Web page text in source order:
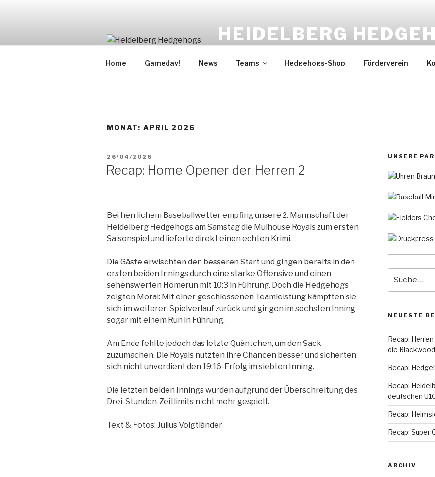
HEIDELBERG
Home Gameday! News Teams Hedgehogs-Shop Förderverein
MONAT: APRIL 2026
VERÖFFENTLICHT
26/04/2026
Recap: Home Opener der Herren 2
Bei herrlichem Baseballwetter empfing unsere 2. Mannschaft der
Heidelberg Hedgehogs am Samstag die Mulhouse Royals zum ersten
Saisonspiel und lieferte direkt einen echten Krimi.
Die Gäste erwischten den besseren Start und gingen bereits in den
ersten beiden Innings durch eine starke Offensive und einen
sehenswerten Homerun mit 10:3 in Führung. Doch die Hedgehogs
zeigten Moral: Mit einer geschlossenen Teamleistung kämpften sie
sich im weiteren Spielverlauf zurück und gingen im sechsten Inning
sogar mit einem Run in Führung.
Am Ende fehlte jedoch das letzte Quäntchen, um den Sack
zuzumachen. Die Royals nutzten ihre Chancen besser und sicherten
sich nicht unverdient den 19:16-Erfolg im siebten Inning.
Die letzten beiden Innings wurden aufgrund der Überschreitung des
Drei-Stunden-Zeitlimits nicht mehr gespielt.
Text & Fotos: Julius Voigtländer
UNSERE
nach:
NEUESTE
Recap:
die
Recap:
Recap:
deutschen
Recap:
Recap: Super
ARCHIV